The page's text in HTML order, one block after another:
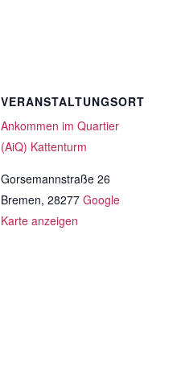
VERANSTALTUNGSORT
Ankommen im Quartier
(AiQ) Kattenturm
Gorsemannstraße 26
Bremen, 28277 Google
Karte anzeigen